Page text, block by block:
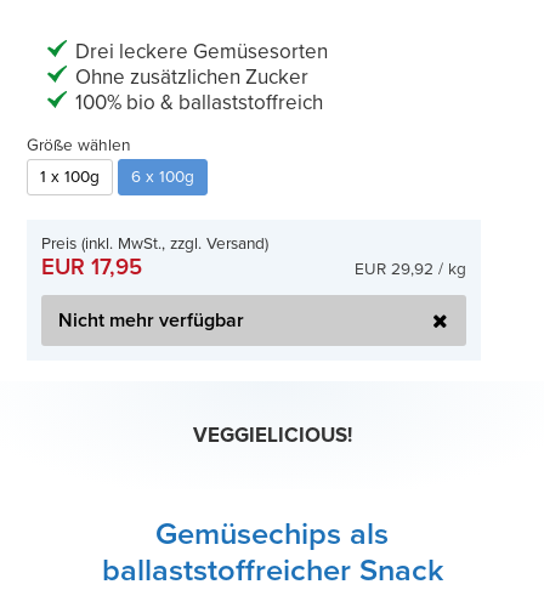
Drei leckere Gemüsesorten
Ohne zusätzlichen Zucker
100% bio & ballaststoffreich
Größe wählen
1 x 100g
6 x 100g
Preis (inkl. MwSt., zzgl. Versand)
EUR 17,95 EUR 29,92 / kg
Nicht mehr verfügbar
VEGGIELICIOUS!
Gemüsechips als
ballaststoffreicher Snack